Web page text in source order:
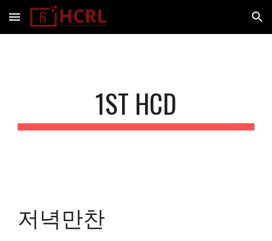
Skip to main content Skip to navigation
1ST HCD
저녁만찬